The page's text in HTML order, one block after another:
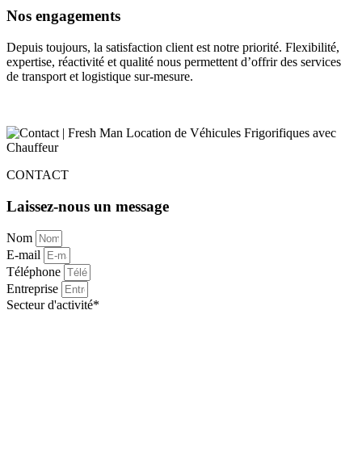
Nos engagements
Depuis toujours, la satisfaction client est notre priorité. Flexibilité,
expertise, réactivité et qualité nous permettent d’offrir des services
de transport et logistique sur-mesure.
CONTACT
Laissez-nous un message
Nom
E-mail
Téléphone
Entreprise
Secteur d'activité*